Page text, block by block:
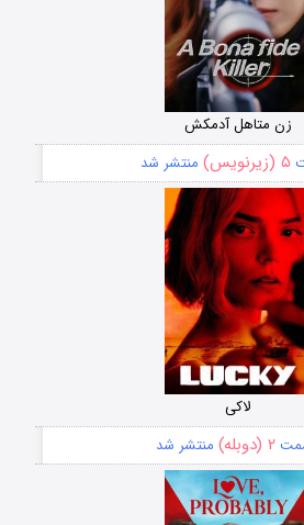
زن متاهل آدمکش
۵ (زیرنویس) منتشر شد
لاکی
۲ (دوبله) منتشر شد